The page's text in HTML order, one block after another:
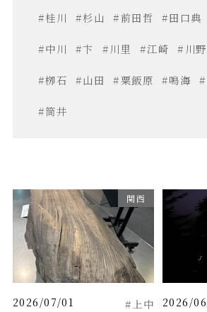
#桂川 #杉山 #前田哲 #田口典
#中川 #卞 #川里 #江崎 #川野
#栁石 #山田 #粟飯原 #鳴海
#筒井
関西
2026/07/01 #上中 2026/